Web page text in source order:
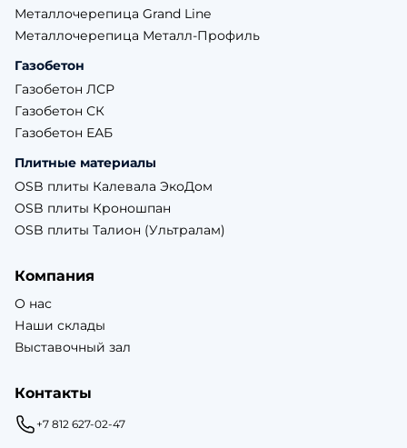
Металлочерепица Grand Line
Металлочерепица Металл-Профиль
Газобетон
Газобетон ЛСР
Газобетон СК
Газобетон ЕАБ
Плитные материалы
OSB плиты Калевала ЭкоДом
OSB плиты Кроношпан
OSB плиты Талион (Ультралам)
Компания
О нас
Наши склады
Выставочный зал
Контакты
+7 812 627-02-47